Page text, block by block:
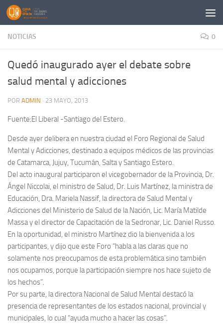
Saltar al contenido
NOTICIAS 0
Quedó inaugurado ayer el debate sobre
salud mental y adicciones
POR ADMIN · 23 MAYO, 2013
Fuente:El Liberal -Santiago del Estero.
Desde ayer delibera en nuestra ciudad el Foro Regional de Salud
Mental y Adicciones, destinado a equipos médicos de las provincias
de Catamarca, Jujuy, Tucumán, Salta y Santiago Estero.
Del acto inaugural participaron el vicegobernador de la Provincia, Dr.
Ángel Niccolai, el ministro de Salud, Dr. Luis Martínez, la ministra de
Educación, Dra. Mariela Nassif, la directora de Salud Mental y
Adicciones del Ministerio de Salud de la Nación, Lic. María Matilde
Massa y el director de Capacitación de la Sedronar, Lic. Daniel Russo.
En la oportunidad, el ministro Martínez dio la bienvenida a los
participantes, y dijo que este Foro “habla a las claras que no
solamente nos preocupamos de esta problemática sino también
nos ocupamos, porque la participación siempre nos hace sujeto de
los hechos”.
Por su parte, la directora Nacional de Salud Mental destacó la
presencia de representantes de los estados nacional, provincial y
municipales, lo cual “ayuda mucho a hacer las cosas”.